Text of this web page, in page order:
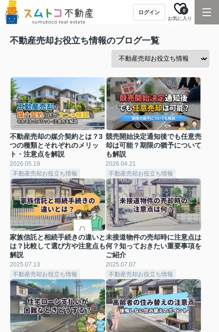
ログイン
お気に入り
0
不動産売却お役立ち情報のブログ一覧
不動産売却の媒介契約とは？3
つの種類とそれぞれのメリッ
ト・注意点を解説
2026.05.19
不動産売却お役立ち情報
競売開始決定通知後でも任意売
却は可能？期限の猶予について
も解説
2026.04.21
不動産売却お役立ち情報
家族信託と相続手続きの違いと
は？比較して選び方や注意点も
解説
2025.07.13
不動産売却お役立ち情報
未接道物件の売却時に注意点は
何？知っておきたい重要事項を
ご紹介
2025.07.07
不動産売却お役立ち情報